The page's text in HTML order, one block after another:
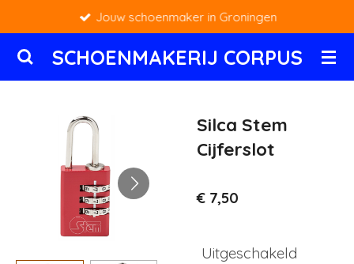
naar
de
SCHOENMAKERIJ CORPUS
Jouw schoenmaker in Groningen
Silca Stem
Cijferslot
€ 7,50
Uitgeschakeld